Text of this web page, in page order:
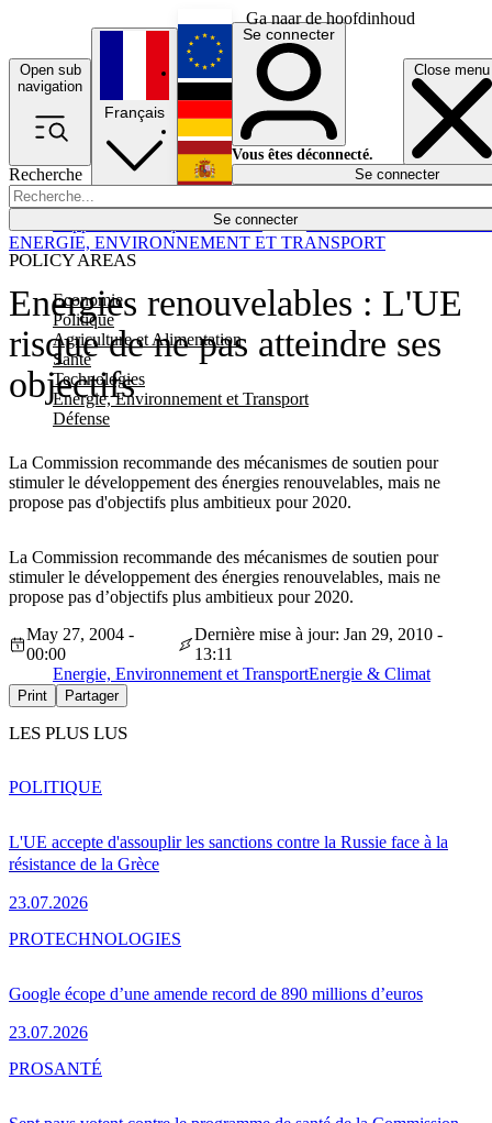
Ga naar de hoofdinhoud
Open sub
navigation
Close menu
Recherche
Se connecter
POLICY AREAS
Economie
Politique
Agriculture et Alimentation
Santé
Technologies
Energie, Environnement et Transport
Défense
Économie
Français
English
Deutsch
Español
Se connecter
Vous êtes déconnecté.
Se connecter
Energies renouvelables : L'UE
risque de ne pas atteindre ses
objectifs
La Commission recommande des mécanismes de soutien pour
stimuler le développement des énergies renouvelables, mais ne
propose pas d'objectifs plus ambitieux pour 2020.
ENERGIE, ENVIRONNEMENT ET TRANSPORT
La Commission recommande des mécanismes de soutien pour
stimuler le développement des énergies renouvelables, mais ne
propose pas d’objectifs plus ambitieux pour 2020.
May 27, 2004 -
00:00
Dernière mise à jour: Jan 29, 2010 -
13:11
Energie, Environnement et TransportEnergie & Climat
Print Partager
LES PLUS LUS
L'UE accepte d'assouplir les sanctions contre la Russie face à la
résistance de la Grèce
23.07.2026
POLITIQUE
Google écope d’une amende record de 890 millions d’euros
23.07.2026
PROTECHNOLOGIES
PROSANTÉ